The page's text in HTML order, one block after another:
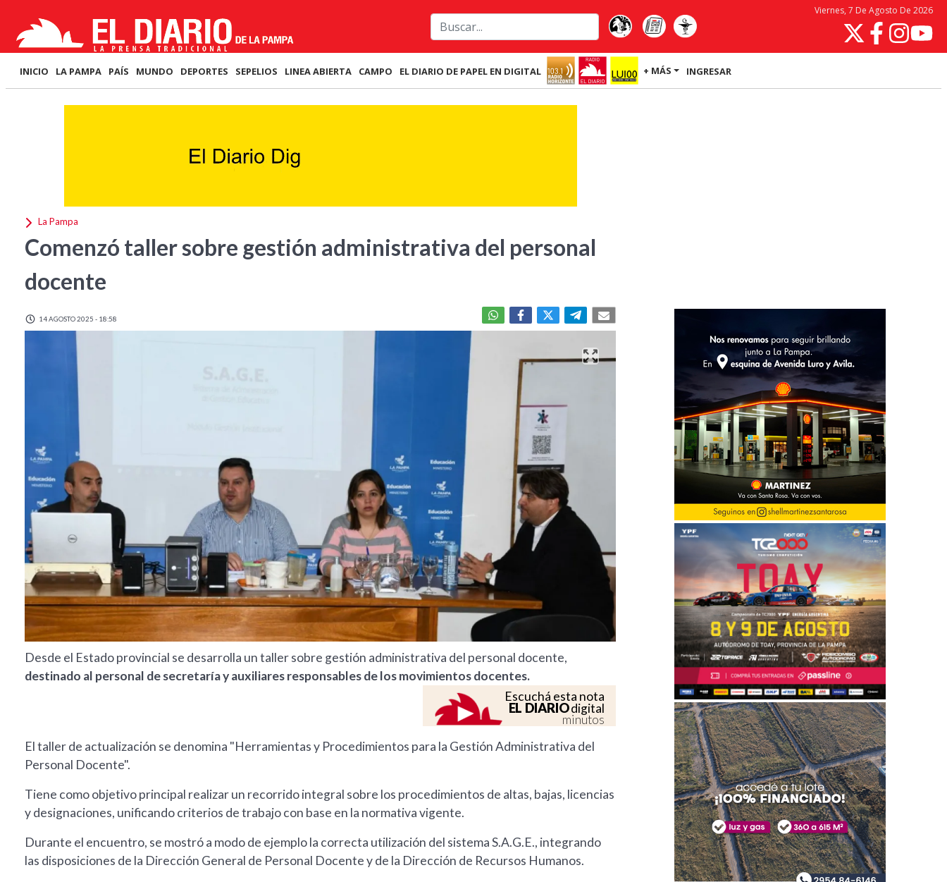
Viernes, 7 De Agosto De 2026
INICIO LA PAMPA PAÍS MUNDO DEPORTES SEPELIOS LINEA ABIERTA CAMPO EL DIARIO DE PAPEL EN DIGITAL + MÁS INGRESAR
La Pampa
Comenzó taller sobre gestión administrativa del personal
docente
14 AGOSTO 2025 - 18:58
Desde el Estado provincial se desarrolla un taller sobre gestión administrativa del personal docente,
destinado al personal de secretaría y auxiliares responsables de los movimientos docentes.
Escuchá esta nota
EL DIARIOdigital
minutos
El taller de actualización se denomina "Herramientas y Procedimientos para la Gestión Administrativa del
Personal Docente".
Tiene como objetivo principal realizar un recorrido integral sobre los procedimientos de altas, bajas, licencias
y designaciones, unificando criterios de trabajo con base en la normativa vigente.
Durante el encuentro, se mostró a modo de ejemplo la correcta utilización del sistema S.A.G.E., integrando
las disposiciones de la Dirección General de Personal Docente y de la Dirección de Recursos Humanos.